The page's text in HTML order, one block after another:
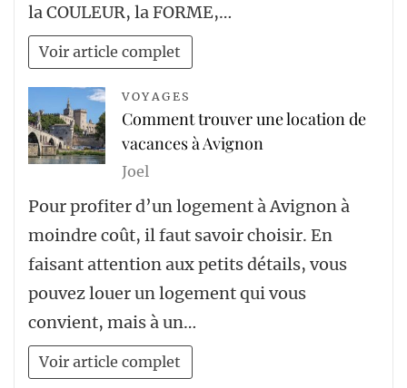
la COULEUR, la FORME,…
Voir article complet
VOYAGES
Comment trouver une location de
vacances à Avignon
Joel
Pour profiter d’un logement à Avignon à
moindre coût, il faut savoir choisir. En
faisant attention aux petits détails, vous
pouvez louer un logement qui vous
convient, mais à un…
Voir article complet